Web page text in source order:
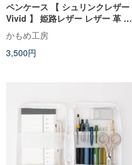
ペンケース 【 シュリンクレザー
Vivid 】 姫路レザー レザー 革 シ
ュリンク 筆箱 コンパクト 母の日
GS03K
かもめ工房
3,500円